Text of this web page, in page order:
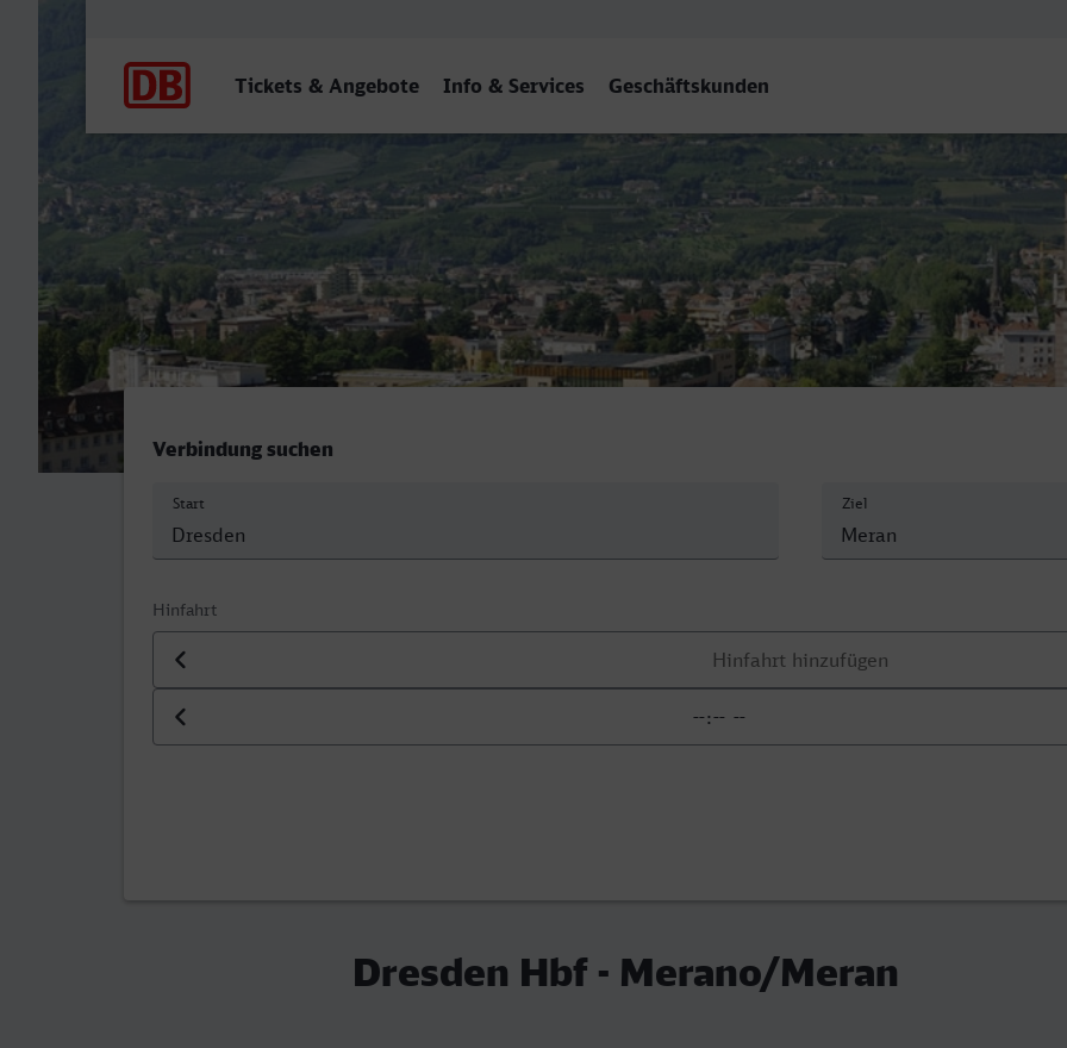
Tickets & Angebote Info & Services Geschäftskunden
Dresden Hbf - Merano/Meran
Verbindung suchen
Start Ziel
Hinfahrt
Datum der Hinfahrt
Uhrzeit der Hinfahrt
Dresden Hbf - Merano/Meran